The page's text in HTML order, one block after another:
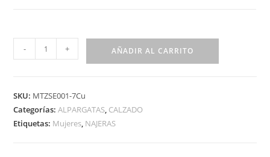
- + AÑADIR AL CARRITO
SKU: MTZSE001-7Cu
Categorías:ALPARGATAS, CALZADO
Etiquetas: Mujeres, NAJERAS